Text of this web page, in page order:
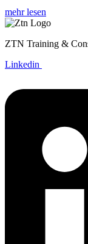
mehr lesen
ZTN Training &
Linkedin